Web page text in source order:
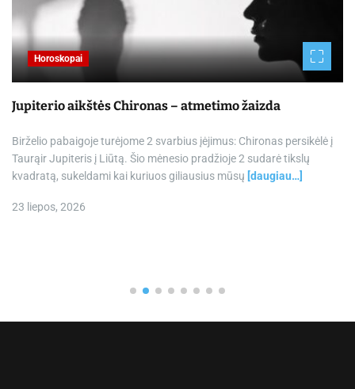
Horoskopai
Jupiterio aikštės Chironas – atmetimo žaizda
Birželio pabaigoje turėjome 2 svarbius įėjimus: Chironas persikėlė į
Taurąir Jupiteris į Liūtą. Šio mėnesio pradžioje 2 sudarė tikslų
kvadratą, sukeldami kai kuriuos giliausius mūsų [daugiau…]
23 liepos, 2026